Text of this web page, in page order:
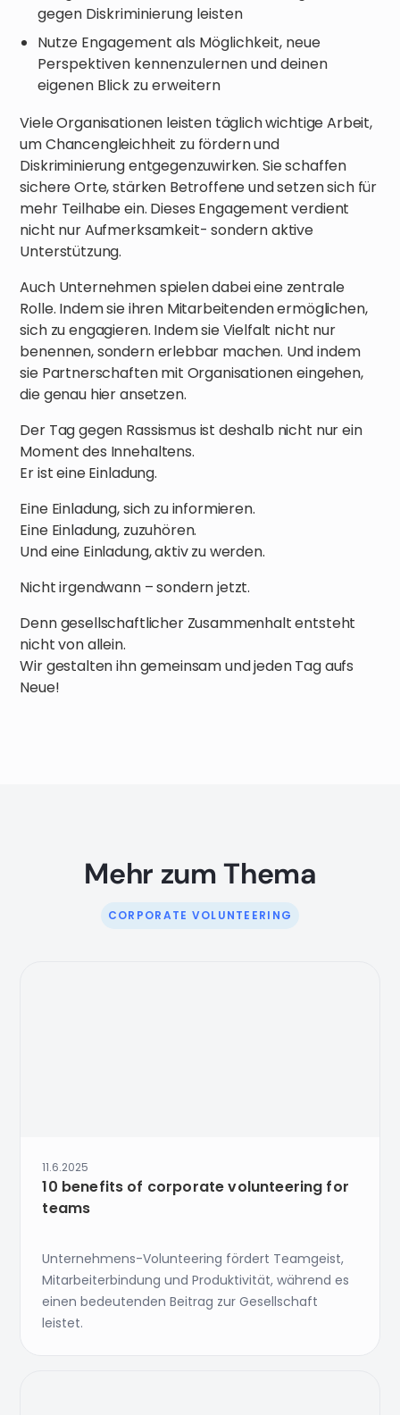
gegen Diskriminierung leisten
Nutze Engagement als Möglichkeit, neue
Perspektiven kennenzulernen und deinen
eigenen Blick zu erweitern
Viele Organisationen leisten täglich wichtige Arbeit,
um Chancengleichheit zu fördern und
Diskriminierung entgegenzuwirken. Sie schaffen
sichere Orte, stärken Betroffene und setzen sich für
mehr Teilhabe ein. Dieses Engagement verdient
nicht nur Aufmerksamkeit- sondern aktive
Unterstützung.
Auch Unternehmen spielen dabei eine zentrale
Rolle. Indem sie ihren Mitarbeitenden ermöglichen,
sich zu engagieren. Indem sie Vielfalt nicht nur
benennen, sondern erlebbar machen. Und indem
sie Partnerschaften mit Organisationen eingehen,
die genau hier ansetzen.
Der Tag gegen Rassismus ist deshalb nicht nur ein
Moment des Innehaltens.
Er ist eine Einladung.
Eine Einladung, sich zu informieren.
Eine Einladung, zuzuhören.
Und eine Einladung, aktiv zu werden.
Nicht irgendwann – sondern jetzt.
Denn gesellschaftlicher Zusammenhalt entsteht
nicht von allein.
Wir gestalten ihn gemeinsam und jeden Tag aufs
Neue!
Mehr zum Thema
CORPORATE VOLUNTEERING
11.6.2025
10 benefits of corporate volunteering for
teams
Unternehmens-Volunteering fördert Teamgeist,
Mitarbeiterbindung und Produktivität, während es
einen bedeutenden Beitrag zur Gesellschaft
leistet.